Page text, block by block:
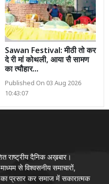
Sawan Festival: मीठी तो कर
दे री मां कोथली, आया सै सामण
का त्यौहार...
Published On 03 Aug 2026
10:43:07
राष्ट्रीय दैनिक अख़बार।
से विश्वसनीय समाचारों,
प्रसार कर समाज में सकारात्मक